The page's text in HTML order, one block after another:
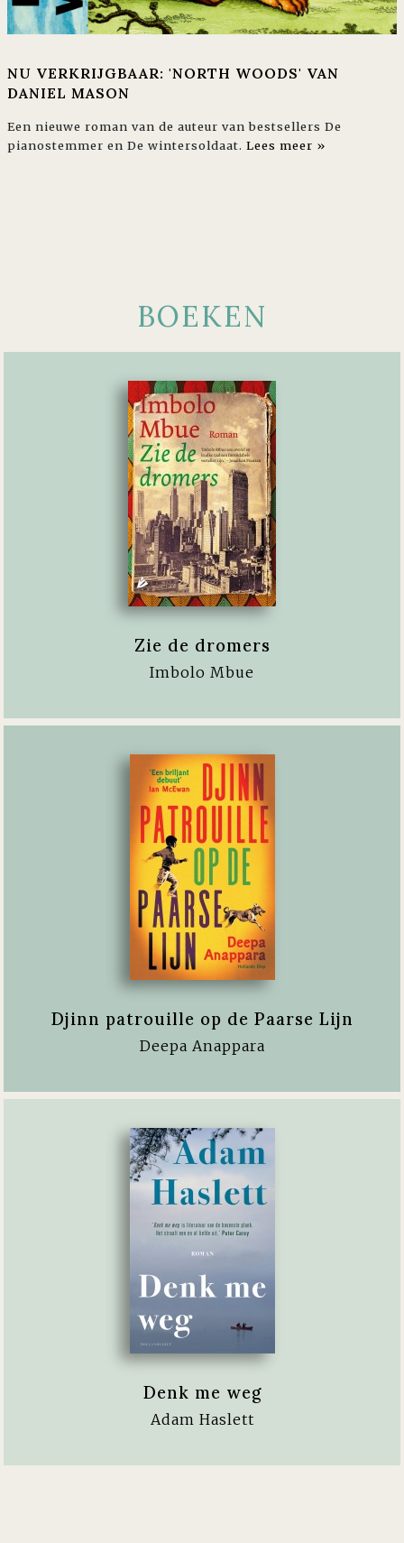
NU VERKRIJGBAAR: 'NORTH WOODS' VAN
DANIEL MASON
Een nieuwe roman van de auteur van bestsellers De
pianostemmer en De wintersoldaat. Lees meer »
BOEKEN
Zie de dromers
Imbolo Mbue
Djinn patrouille op de Paarse Lijn
Deepa Anappara
Denk me weg
Adam Haslett